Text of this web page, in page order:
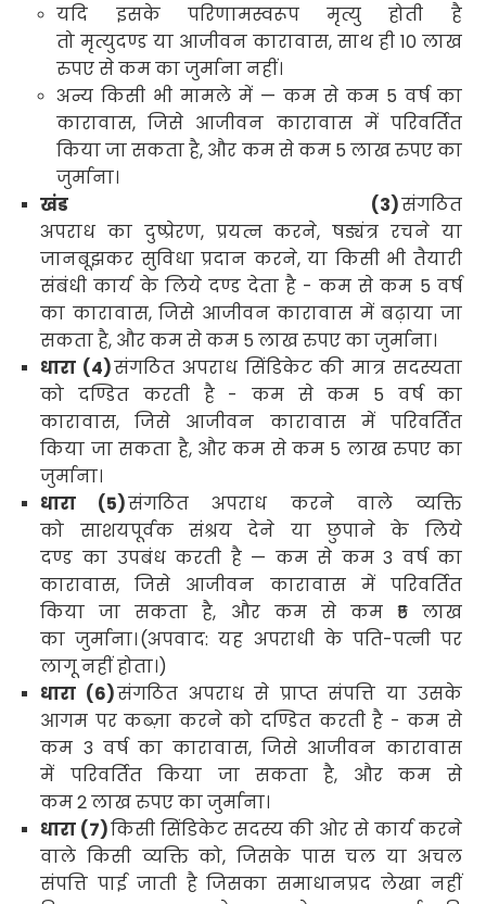
यदि इसके परिणामस्वरूप मृत्यु होती है
तो मृत्युदण्ड या आजीवन कारावास, साथ ही 10 लाख
रुपए से कम का जुर्माना नहीं।
अन्य किसी भी मामले में — कम से कम 5 वर्ष का
कारावास,जिसे आजीवन कारावास में परिवर्तित
किया जा सकता है, और कम से कम 5 लाख रुपए का
जुर्माना।
खंड (3)संगठित
अपराध का दुष्प्रेरण, प्रयत्न करने,षड्यंत्र रचने या
जानबूझकर सुविधा प्रदान करने,या किसी भी तैयारी
संबंधी कार्य के लिये दण्ड देता है - कम से कम 5 वर्ष
का कारावास,जिसे आजीवन कारावास में बढ़ाया जा
सकता है, और कम से कम 5लाख रुपए का जुर्माना।
धारा (4)संगठित अपराध सिंडिकेट की मात्र सदस्यता
को दण्डित करती है - कम से कम 5 वर्ष का
कारावास,जिसे आजीवन कारावास में परिवर्तित
किया जा सकता है, और कम से कम 5 लाख रुपए का
जुर्माना।
धारा (5)संगठित अपराध करने वाले व्यक्ति
को साशयपूर्वक संश्रय देने या छुपाने के लिये
दण्ड का उपबंध करती है — कम से कम3वर्ष का
कारावास,जिसे आजीवन कारावास में परिवर्तित
किया जा सकता है, और कम से कम ₹5 लाख
का जुर्माना।(अपवाद: यह अपराधी के पति-पत्नी पर
लागू नहीं होता।)
धारा (6)संगठित अपराध से प्राप्त संपत्ति या उसके
आगम पर कब्ज़ा करने को दण्डित करती है - कम से
कम 3 वर्ष का कारावास,जिसे आजीवन कारावास
में परिवर्तित किया जा सकता है, और कम से
कम2लाख रुपए का जुर्माना।
धारा (7)किसी सिंडिकेट सदस्य की ओर से कार्य करने
वाले किसी व्यक्ति को,जिसके पास चल या अचल
संपत्ति पाई जाती है जिसका समाधानप्रद लेखा नहीं